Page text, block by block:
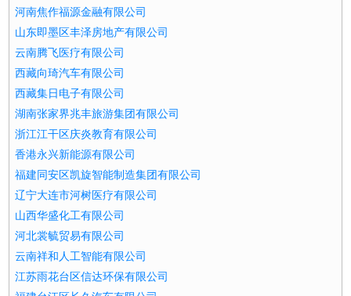
河南焦作福源金融有限公司
山东即墨区丰泽房地产有限公司
云南腾飞医疗有限公司
西藏向琦汽车有限公司
西藏集日电子有限公司
湖南张家界兆丰旅游集团有限公司
浙江江干区庆炎教育有限公司
香港永兴新能源有限公司
福建同安区凯旋智能制造集团有限公司
辽宁大连市河树医疗有限公司
山西华盛化工有限公司
河北裳毓贸易有限公司
云南祥和人工智能有限公司
江苏雨花台区信达环保有限公司